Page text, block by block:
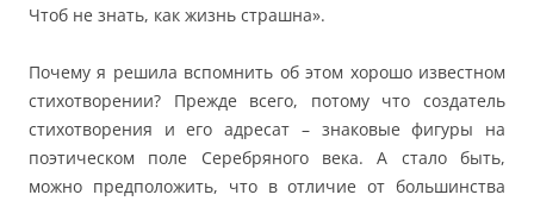
Чтоб не знать, как жизнь страшна».
Почему я решила вспомнить об этом хорошо известном
стихотворении? Прежде всего, потому что создатель
стихотворения и его адресат – знаковые фигуры на
поэтическом поле Серебряного века. А стало быть,
можно предположить, что в отличие от большинства